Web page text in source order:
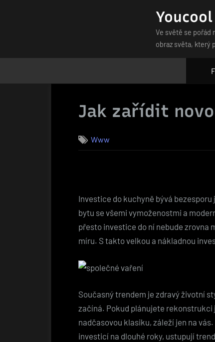
Youcool
Ve světě se pořád
obraz světa, který
Jak zařídit
Www
Investice do kuchyně bývá
bytu se všemi vymoženostmi a
přesto investice do ní nebude zrovna
míru. S takto velkou a nákladnou
Současný trendem je zdravý životní
začíná. Pokud plánujete
nadčasovou klasiku, záleží jen na
investicí na dlouhé roky, ustupují